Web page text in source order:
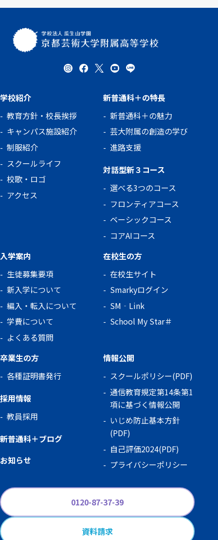
学校紹介
教育方針・校長挨拶
キャンパス施設紹介
制服紹介
スクールライフ
校歌・ロゴ
アクセス
新普通科＋の特長
新普通科＋の魅力
芸大附属の創造の学び
進路支援
対話型新３コース
選べる3つのコース
フロンティアコース
ベーシックコース
コアAIコース
入学案内
生徒募集要項
新入学について
編入・転入について
学費について
よくある質問
在校生の方
在校生サイト
Smarkyログイン
SM‐Link
School My Star＃
卒業生の方
各種証明書発行
採用情報
教員採用
新普通科＋ブログ
お知らせ
情報公開
スクールポリシー(PDF)
通信教育規定第14条第1
項に基づく情報公開
いじめ防止基本方針
(PDF)
自己評価2024(PDF)
プライバシーポリシー
0120-87-37-39
資料請求